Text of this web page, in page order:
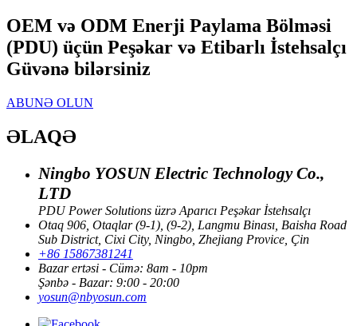
OEM və ODM Enerji Paylama Bölməsi
(PDU) üçün Peşəkar və Etibarlı İstehsalçı
Güvənə bilərsiniz
ABUNƏ OLUN
ƏLAQƏ
Ningbo YOSUN Electric Technology Co.,
LTD
PDU Power Solutions üzrə Aparıcı Peşəkar İstehsalçı
Otaq 906, Otaqlar (9-1), (9-2), Langmu Binası, Baisha Road
Sub District, Cixi City, Ningbo, Zhejiang Provice, Çin
+86 15867381241
Bazar ertəsi - Cümə: 8am - 10pm
Şənbə - Bazar: 9:00 - 20:00
yosun@nbyosun.com